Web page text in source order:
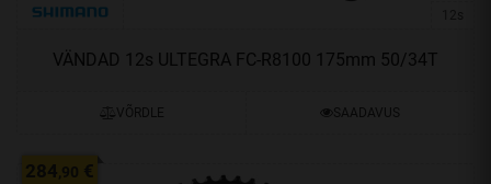
VÄNDAD 12s ULTEGRA FC-R8100 175mm 50/34T
VÕRDLE SAADAVUS
284,90 €